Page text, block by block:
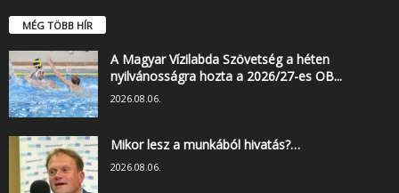
MÉG TÖBB HÍR
A Magyar Vízilabda Szövetség a héten
nyilvánosságra hozta a 2026/27-es OB...
2026.08.06.
Mikor lesz a munkából hivatás?…
2026.08.06.